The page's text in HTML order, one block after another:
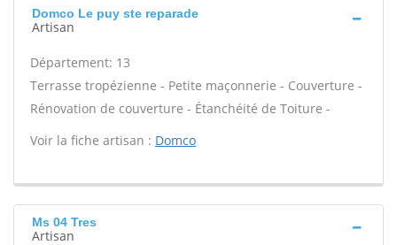
Domco Le puy ste reparade
Artisan
Département: 13
Terrasse tropézienne - Petite maçonnerie - Couverture -
Rénovation de couverture - Étanchéité de Toiture -
Voir la fiche artisan : Domco
Ms 04 Tres
Artisan